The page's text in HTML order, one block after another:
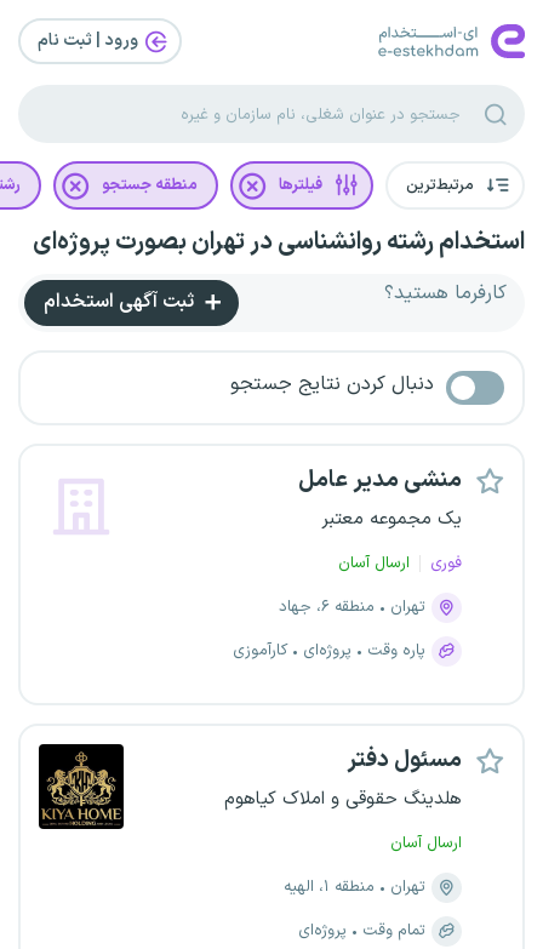
ورود | ثبت‌ نام
مرتبط‌ترین فیلترها منطقه جستجو
استخدام رشته روانشناسی در تهران بصورت پروژه‌ای
کارفرما هستید؟ ثبت آگهی استخدام
دنبال کردن نتایج جستجو
منشی مدیر عامل
یک مجموعه معتبر
فوری
ارسال آسان
تهران
منطقه ۶، جهاد
پاره وقت
پروژه‌ای کارآموزی
مسئول دفتر
هلدینگ حقوقی و املاک کیاهوم
ارسال آسان
تهران
منطقه ۱، الهیه
تمام وقت
پروژه‌ای